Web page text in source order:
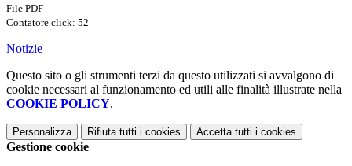
File PDF
Contatore click: 52
Notizie
Questo sito o gli strumenti terzi da questo utilizzati si avvalgono di
cookie necessari al funzionamento ed utili alle finalità illustrate nella
COOKIE POLICY.
Personalizza Rifiuta tutti i cookies Accetta tutti i cookies
Gestione cookie